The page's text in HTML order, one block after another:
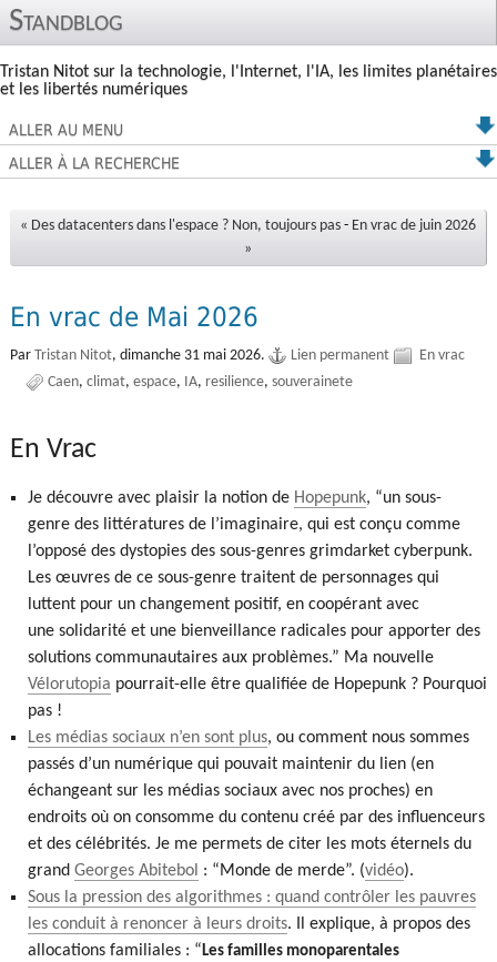
Standblog
Tristan Nitot sur la technologie, l'Internet, l'IA, les limites planétaires
et les libertés numériques
ALLER AU MENU
ALLER À LA RECHERCHE
« Des datacenters dans l'espace ? Non, toujours pas - En vrac de juin 2026
»
En vrac de Mai 2026
Par Tristan Nitot, dimanche 31 mai 2026. Lien permanent
En vrac
Caen climat espace IA resilience souverainete
En Vrac
Je découvre avec plaisir la notion de Hopepunk, “un sous-
genre des littératures de l’imaginaire, qui est conçu comme
l’opposé des dystopies des sous-genres grimdarket cyberpunk.
Les œuvres de ce sous-genre traitent de personnages qui
luttent pour un changement positif, en coopérant avec
une solidarité et une bienveillance radicales pour apporter des
solutions communautaires aux problèmes.” Ma nouvelle
Vélorutopia pourrait-elle être qualifiée de Hopepunk ? Pourquoi
pas !
Les médias sociaux n’en sont plus, ou comment nous sommes
passés d’un numérique qui pouvait maintenir du lien (en
échangeant sur les médias sociaux avec nos proches) en
endroits où on consomme du contenu créé par des influenceurs
et des célébrités. Je me permets de citer les mots éternels du
grand Georges Abitebol : “Monde de merde”. (vidéo).
Sous la pression des algorithmes : quand contrôler les pauvres
les conduit à renoncer à leurs droits. Il explique, à propos des
allocations familiales : “Les familles monoparentales